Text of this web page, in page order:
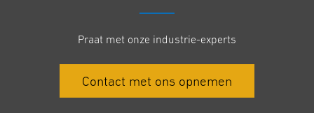
robuust en er is weinig schade – dat is geweldig voor onze
42.000 medewerkers, 175 landen en merken zoals Huggies® en
Praat met onze industrie-experts
Contact met ons opnemen